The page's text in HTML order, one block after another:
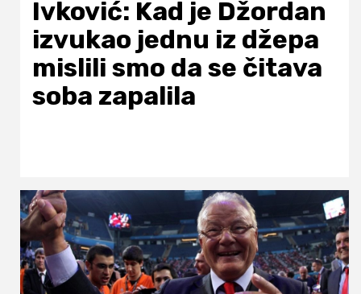
Ivković: Kad je Džordan
izvukao jednu iz džepa
mislili smo da se čitava
soba zapalila